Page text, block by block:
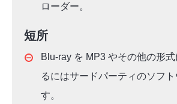
ローダー。
短所
Blu-ray を MP3 やその他の形
るにはサードパーティのソフ
す。